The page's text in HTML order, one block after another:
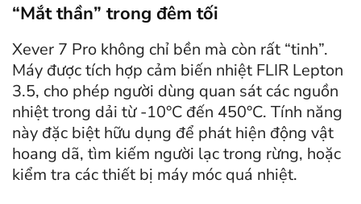
“Mắt thần” trong đêm tối
Xever 7 Pro không chỉ bền mà còn rất “tinh”.
Máy được tích hợp cảm biến nhiệt FLIR Lepton
3.5, cho phép người dùng quan sát các nguồn
nhiệt trong dải từ -10°C đến 450°C. Tính năng
này đặc biệt hữu dụng để phát hiện động vật
hoang dã, tìm kiếm người lạc trong rừng, hoặc
kiểm tra các thiết bị máy móc quá nhiệt.